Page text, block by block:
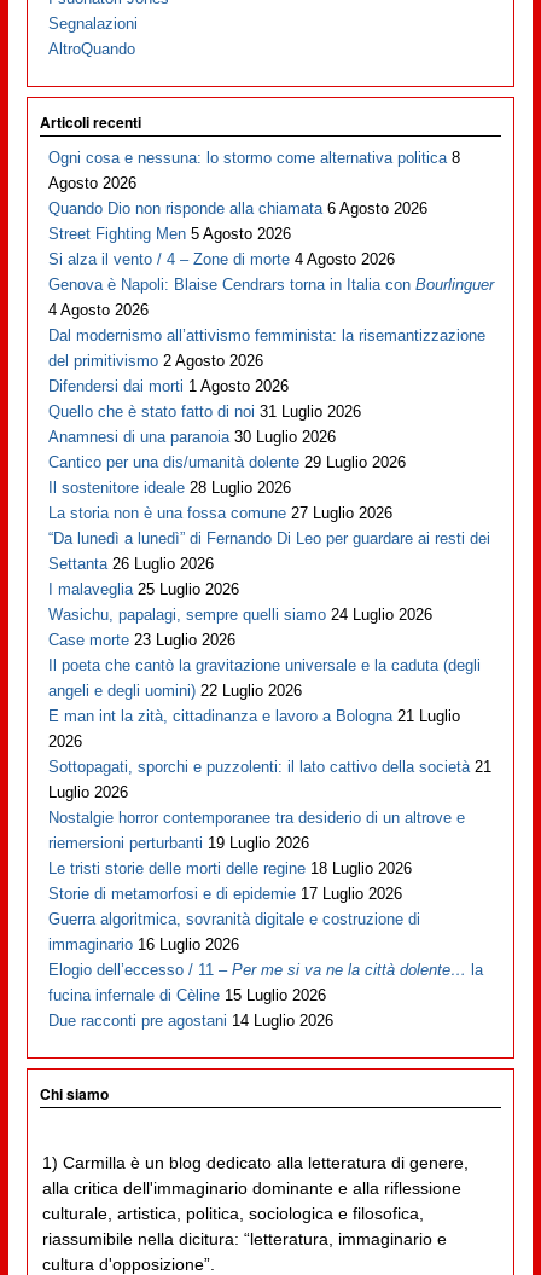
Segnalazioni
AltroQuando
Articoli recenti
Ogni cosa e nessuna: lo stormo come alternativa politica 8
Agosto 2026
Quando Dio non risponde alla chiamata 6 Agosto 2026
Street Fighting Men 5 Agosto 2026
Si alza il vento / 4 – Zone di morte 4 Agosto 2026
Genova è Napoli: Blaise Cendrars torna in Italia conBourlinguer
4 Agosto 2026
Dal modernismo all’attivismo femminista: la risemantizzazione
del primitivismo 2 Agosto 2026
Difendersi dai morti 1 Agosto 2026
Quello che è stato fatto di noi 31 Luglio 2026
Anamnesi di una paranoia 30 Luglio 2026
Cantico per una dis/umanità dolente 29 Luglio 2026
Il sostenitore ideale 28 Luglio 2026
La storia non è una fossa comune 27 Luglio 2026
“Da lunedì a lunedì” di Fernando Di Leo per guardare ai resti dei
Settanta 26 Luglio 2026
I malaveglia 25 Luglio 2026
Wasichu, papalagi, sempre quelli siamo 24 Luglio 2026
Case morte 23 Luglio 2026
Il poeta che cantò la gravitazione universale e la caduta (degli
angeli e degli uomini) 22 Luglio 2026
E man int la zità, cittadinanza e lavoro a Bologna 21 Luglio
2026
Sottopagati, sporchi e puzzolenti: il lato cattivo della società 21
Luglio 2026
Nostalgie horror contemporanee tra desiderio di un altrove e
riemersioni perturbanti 19 Luglio 2026
Le tristi storie delle morti delle regine 18 Luglio 2026
Storie di metamorfosi e di epidemie 17 Luglio 2026
Guerra algoritmica, sovranità digitale e costruzione di
immaginario 16 Luglio 2026
Elogio dell’eccesso / 11 –Per me si va ne la città dolente… la
fucina infernale di Cèline 15 Luglio 2026
Due racconti pre agostani 14 Luglio 2026
Chi siamo
1) Carmilla è un blog dedicato alla letteratura di genere,
alla critica dell'immaginario dominante e alla riflessione
culturale, artistica, politica, sociologica e filosofica,
riassumibile nella dicitura: “letteratura, immaginario e
cultura d'opposizione”.